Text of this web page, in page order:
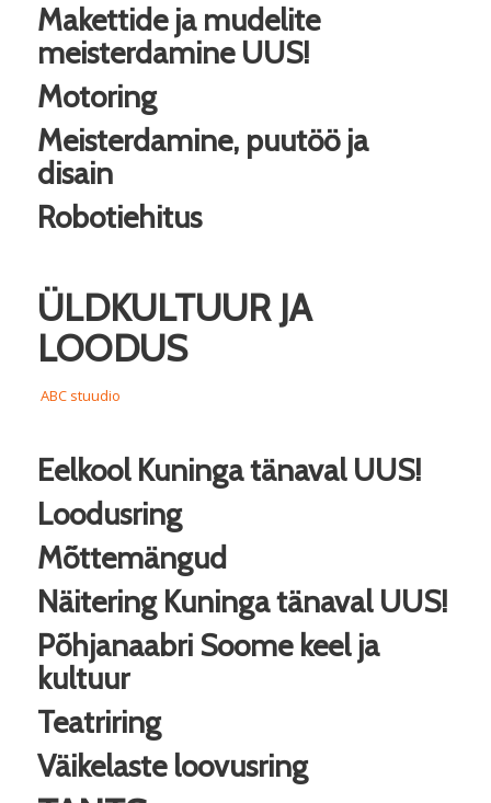
Makettide ja mudelite
meisterdamineUUS!
Motoring
Meisterdamine, puutöö ja
disain
Robotiehitus
ÜLDKULTUUR JA
LOODUS
ABC stuudio
Eelkool Kuninga tänaval UUS!
Loodusring
Mõttemängud
Näitering Kuninga tänaval UUS!
Põhjanaabri Soome keel ja
kultuur
Teatriring
Väikelaste loovusring